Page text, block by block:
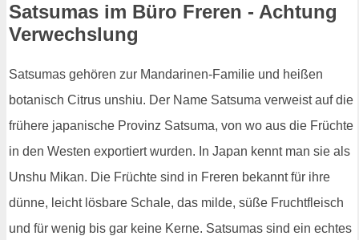
Satsumas im Büro Freren - Achtung
Verwechslung
Satsumas gehören zur Mandarinen-Familie und heißen
botanisch Citrus unshiu. Der Name Satsuma verweist auf die
frühere japanische Provinz Satsuma, von wo aus die Früchte
in den Westen exportiert wurden. In Japan kennt man sie als
Unshu Mikan. Die Früchte sind in Freren bekannt für ihre
dünne, leicht lösbare Schale, das milde, süße Fruchtfleisch
und für wenig bis gar keine Kerne. Satsumas sind ein echtes